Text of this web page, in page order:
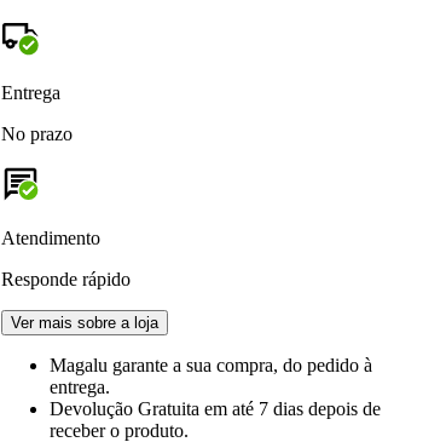
Entrega
No prazo
Atendimento
Responde rápido
Ver mais sobre a loja
Magalu garante a sua compra, do pedido à
entrega.
Devolução Gratuita em até 7 dias depois de
receber o produto.